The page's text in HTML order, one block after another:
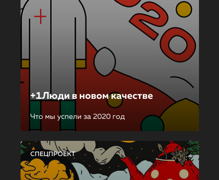
+1Люди в новом качестве
Что мы успели за 2020 год
СПЕЦПРОЕКТ